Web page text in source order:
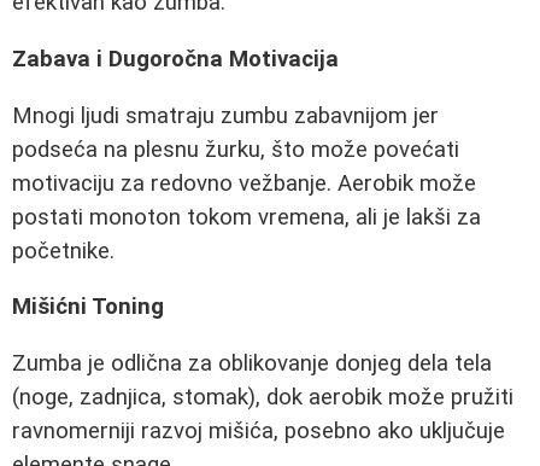
Zabava i Dugoročna Motivacija
Mnogi ljudi smatraju zumbu zabavnijom jer
podseća na plesnu žurku, što može povećati
motivaciju za redovno vežbanje. Aerobik može
postati monoton tokom vremena, ali je lakši za
početnike.
Mišićni Toning
Zumba je odlična za oblikovanje donjeg dela tela
(noge, zadnjica, stomak), dok aerobik može pružiti
ravnomerniji razvoj mišića, posebno ako uključuje